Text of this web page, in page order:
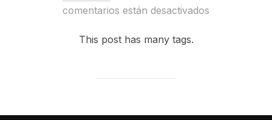
el
comentarios están desactivados
This post has many tags.